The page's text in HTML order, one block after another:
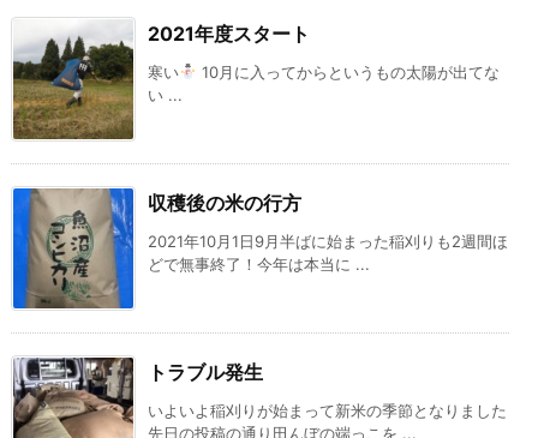
2021年度スタート
寒い
10月に入ってからというもの太陽が出てな
い ...
収穫後の米の行方
2021年10月1日9月半ばに始まった稲刈りも2週間ほ
どで無事終了！今年は本当に ...
トラブル発生
いよいよ稲刈りが始まって新米の季節となりました
先日の投稿の通り田んぼの端っこを ...